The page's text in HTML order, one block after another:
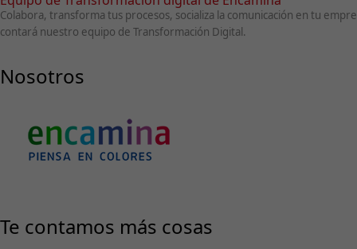
Colabora, transforma tus procesos, socializa la comunicación en tu
contará nuestro equipo de Transformación Digital.
Nosotros
Te contamos más cosas